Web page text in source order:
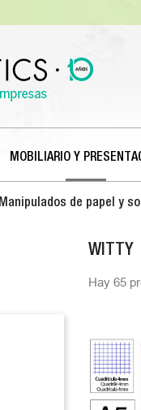
MOBILIARIO Y
Manipulados de papel y
WITTY
Hay 65